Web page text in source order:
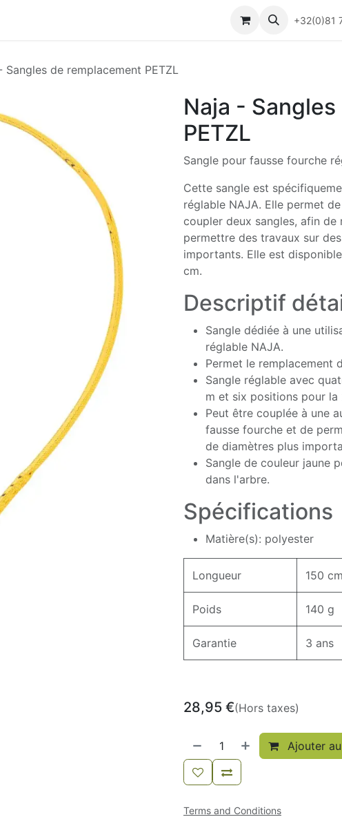
Contactez-nous +32(0)81
Sangles de remplacement PETZL
Naja -
PETZL
Sangle pour fausse fourche
Cette sangle est
réglable NAJA. Elle permet
coupler deux sangles, afin
permettre des travaux sur
importants. Elle est
cm.
Descriptif
Sangle dédiée à une
réglable NAJA.
Permet le remplacement
Sangle réglable avec
m et six positions pour la
Peut être couplée à une
fausse fourche et de
de diamètres plus
Sangle de couleur jaune
dans l'arbre.
Spécifications
Matière(s): polyester
Longueur 150 cm
Poids 140 g
Garantie 3 ans
28,95 €(Hors taxes)
Ajouter
Terms and Conditions